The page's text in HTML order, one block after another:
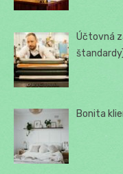
Účtovná
Bonita